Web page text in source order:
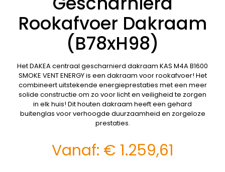
Rookafvoer Dakraam
(B78xH98)
Het DAKEA centraal gescharnierd dakraam KAS M4A B1600
SMOKE VENT ENERGY is een dakraam voor rookafvoer! Het
combineert uitstekende energieprestaties met een meer
solide constructie om zo voor licht en veiligheid te zorgen
in elk huis! Dit houten dakraam heeft een gehard
buitenglas voor verhoogde duurzaamheid en zorgeloze
prestaties.
Vanaf: € 1.259,61